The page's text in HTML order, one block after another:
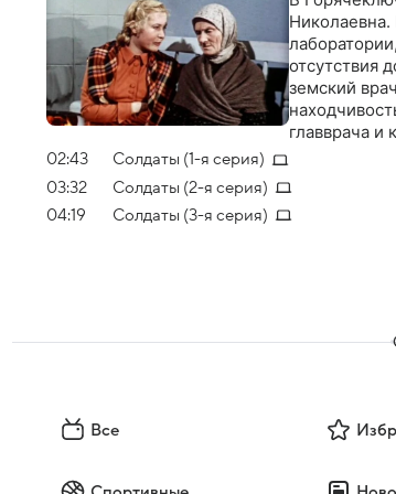
Николаевна.
отсутствия
земский
главврача и
02:43
Солдаты (1-я серия)
03:32
Солдаты (2-я серия)
04:19
Солдаты (3-я серия)
Все